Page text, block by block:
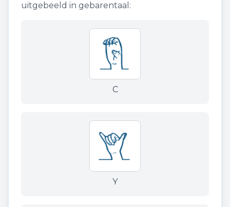
uitgebeeld in gebarentaal:
C
Y